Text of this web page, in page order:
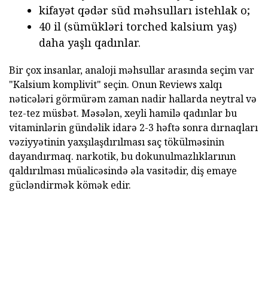
kifayət qədər süd məhsulları istehlak o;
40 il (sümükləri torched kalsium yaş)
daha yaşlı qadınlar.
Bir çox insanlar, analoji məhsullar arasında seçim var
"Kalsium komplivit" seçin. Onun Reviews xalqı
nəticələri görmürəm zaman nadir hallarda neytral və
tez-tez müsbət. Məsələn, xeyli hamilə qadınlar bu
vitaminlərin gündəlik idarə 2-3 həftə sonra dırnaqları
vəziyyətinin yaxşılaşdırılması saç tökülməsinin
dayandırmaq. narkotik, bu dokunulmazlıklarının
qaldırılması müalicəsində əla vasitədir, diş emaye
gücləndirmək kömək edir.